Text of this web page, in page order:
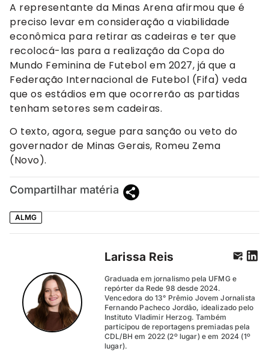
A representante da Minas Arena afirmou que é
preciso levar em consideração a viabilidade
econômica para retirar as cadeiras e ter que
recolocá-las para a realização da Copa do
Mundo Feminina de Futebol em 2027, já que a
Federação Internacional de Futebol (Fifa) veda
que os estádios em que ocorrerão as partidas
tenham setores sem cadeiras.
O texto, agora, segue para sanção ou veto do
governador de Minas Gerais, Romeu Zema
(Novo).
Compartilhar matéria
ALMG
Larissa Reis
Graduada em jornalismo pela UFMG e
repórter da Rede 98 desde 2024.
Vencedora do 13° Prêmio Jovem Jornalista
Fernando Pacheco Jordão, idealizado pelo
Instituto Vladimir Herzog. Também
participou de reportagens premiadas pela
CDL/BH em 2022 (2º lugar) e em 2024 (1º
lugar).